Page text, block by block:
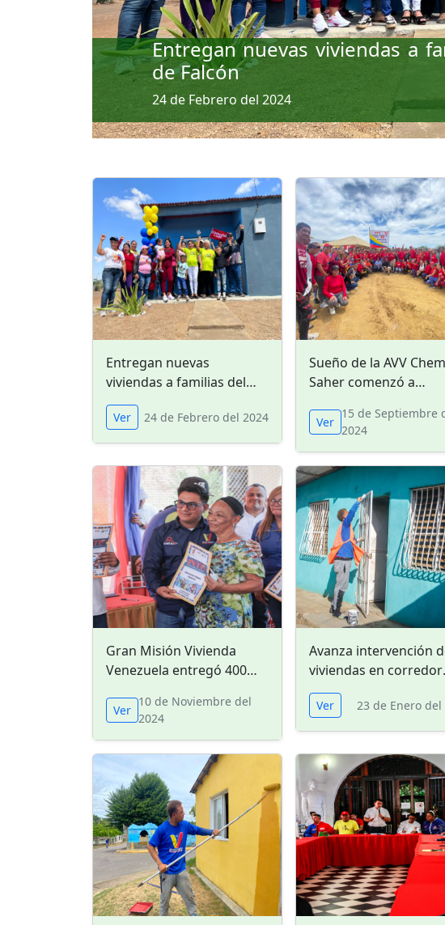
Entregan nuevas viviendas a
de Falcón
24 de Febrero del 2024
Entregan nuevas
viviendas a familias del
occidente de Falcón
Ver 24 de Febrero del 2024
Sueño de la AVV
Saher comenzó a
Ver
15 de Septiembre
2024
Gran Misión Vivienda
Venezuela entregó 400
en Coro
Ver
10 de Noviembre del
2024
Avanza intervención
viviendas en corredor
Monche Guanipa de La
Vela
Ver 23 de Enero del